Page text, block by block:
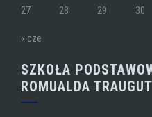
27
28 29 30
« cze
SZKOŁA
ROMUALDA